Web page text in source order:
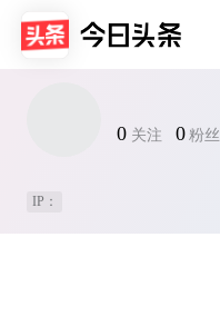
0 关注 0 粉丝
IP：